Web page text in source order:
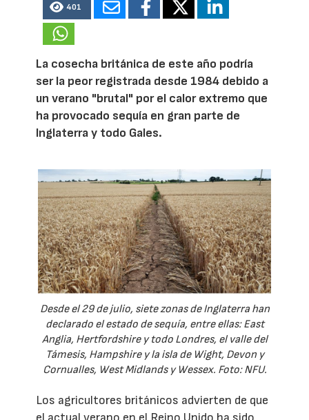
401
La cosecha británica de este año podría
ser la peor registrada desde 1984 debido a
un verano "brutal" por el calor extremo que
ha provocado sequía en gran parte de
Inglaterra y todo Gales.
Desde el 29 de julio, siete zonas de Inglaterra han
declarado el estado de sequía, entre ellas: East
Anglia, Hertfordshire y todo Londres, el valle del
Támesis, Hampshire y la isla de Wight, Devon y
Cornualles, West Midlands y Wessex. Foto: NFU.
Los agricultores británicos advierten de que